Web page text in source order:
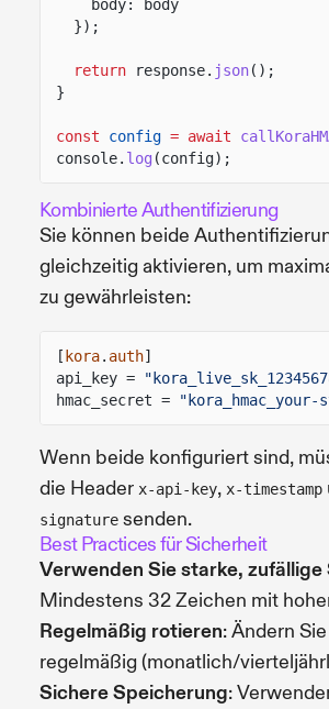
body: body
});
return response. json();
}
const config = await
console. log (config);
Kombinierte Authentifizierung
Sie können beide
gleichzeitig aktivieren, um
zu gewährleisten:
[ kora. auth]
api_key =
hmac_secret =
Wenn beide konfiguriert sind,
die Header x-api-key, x-timestamp
signature senden.
Best Practices für Sicherheit
Verwenden Sie starke, zufällige
Mindestens 32 Zeichen mit
Regelmäßig rotieren: Ändern
regelmäßig (monatlich/
Sichere Speicherung: